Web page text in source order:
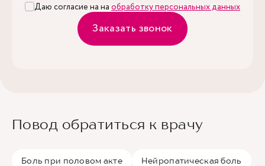
Даю согласие на на обработку персональных данных
Заказать звонок
Повод обратиться к врачу
Боль при половом акте Нейропатическая боль